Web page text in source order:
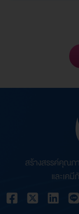
สร้างสรรค์คุณ
และเค